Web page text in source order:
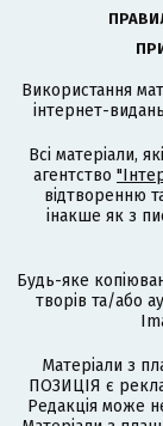
Використання
інтернет-
Всі матеріали,
агентство
відтворенню
інакше як з
Будь-яке
творів та/або
Матеріали з
ПОЗИЦІЯ є
Редакція може